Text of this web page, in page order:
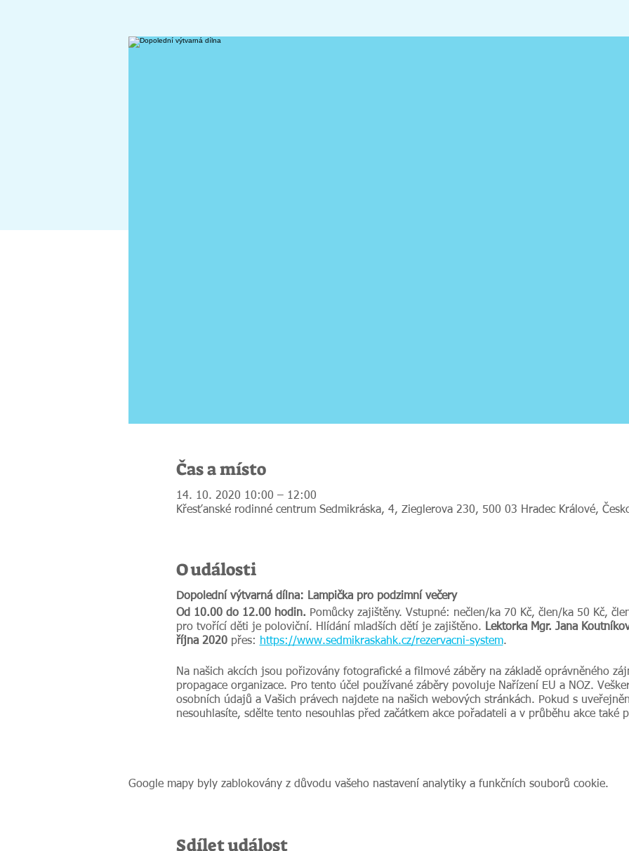
Čas a místo
14. 10. 2020 10:00 – 12:00
Křesťanské rodinné centrum Sedmikráska, 4, Zieglerova 230, 500 03 Hradec Králové,
O události
Dopolední výtvarná dílna: Lampička pro podzimní večery
Od 10.00 do 12.00 hodin. Pomůcky zajištěny. Vstupné: nečlen/ka 70 Kč, člen/ka 50 Kč,
pro tvořící děti je poloviční. Hlídání mladších dětí je zajištěno. Lektorka Mgr. Jana
října 2020přes: https://www.sedmikraskahk.cz/rezervacni-system.
Na našich akcích jsou pořizovány fotografické a filmové záběry na základě oprávněného
propagace organizace. Pro tento účel používané záběry povoluje Nařízení EU a NOZ.
osobních údajů a Vašich právech najdete na našich webových stránkách. Pokud s
nesouhlasíte, sdělte tento nesouhlas před začátkem akce pořadateli a v průběhu akce také
Google mapy byly zablokovány z důvodu vašeho nastavení analytiky a funkčních souborů cookie.
Sdílet událost